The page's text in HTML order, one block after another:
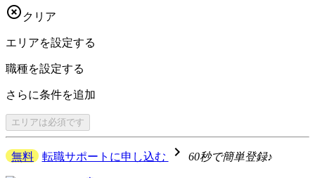
 クリア
エリアを設定する
職種を設定する
さらに条件を追加
エリアは必須です
無料 転職サポートに申し込む navigate_next 60秒で簡単登録♪